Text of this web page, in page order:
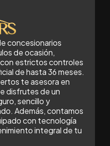
concesionarios
de ocasión,
estrictos controles
de hasta 36 meses.
te asesora en
disfrutes de un
sencillo y
Además, contamos
con tecnología
integral de tu